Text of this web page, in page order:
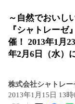
～自然でおいし
『シャトレー
催！ 2013年1月
年2月6日（水）
株式会社シャトレー
2013年1月15日 13時